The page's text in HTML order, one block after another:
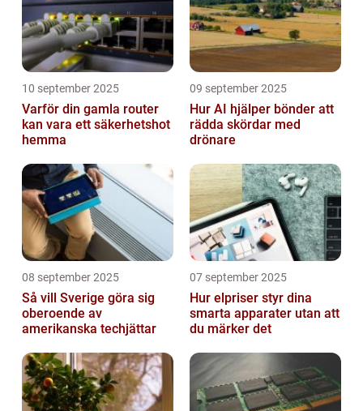
10 september 2025
Varför din gamla router
kan vara ett säkerhetshot
hemma
09 september 2025
Hur AI hjälper bönder att
rädda skördar med
drönare
08 september 2025
Så vill Sverige göra sig
oberoende av
amerikanska techjättar
07 september 2025
Hur elpriser styr dina
smarta apparater utan att
du märker det